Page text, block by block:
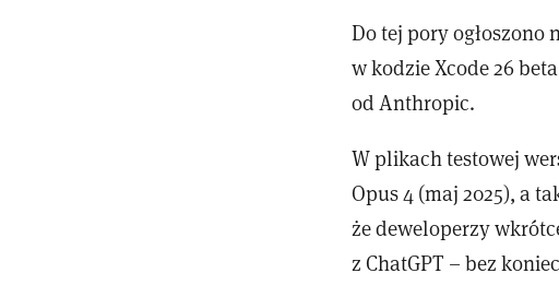
Do tej pory ogłoszono
w kodzie Xcode 26
od Anthropic.
W plikach testowej
Opus 4 (maj 2025), a
że deweloperzy
z ChatGPT – bez